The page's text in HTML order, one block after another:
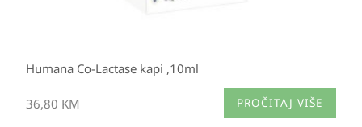
Humana Co-Lactase kapi ,10ml
36,80 KM PROČITAJ VIŠE